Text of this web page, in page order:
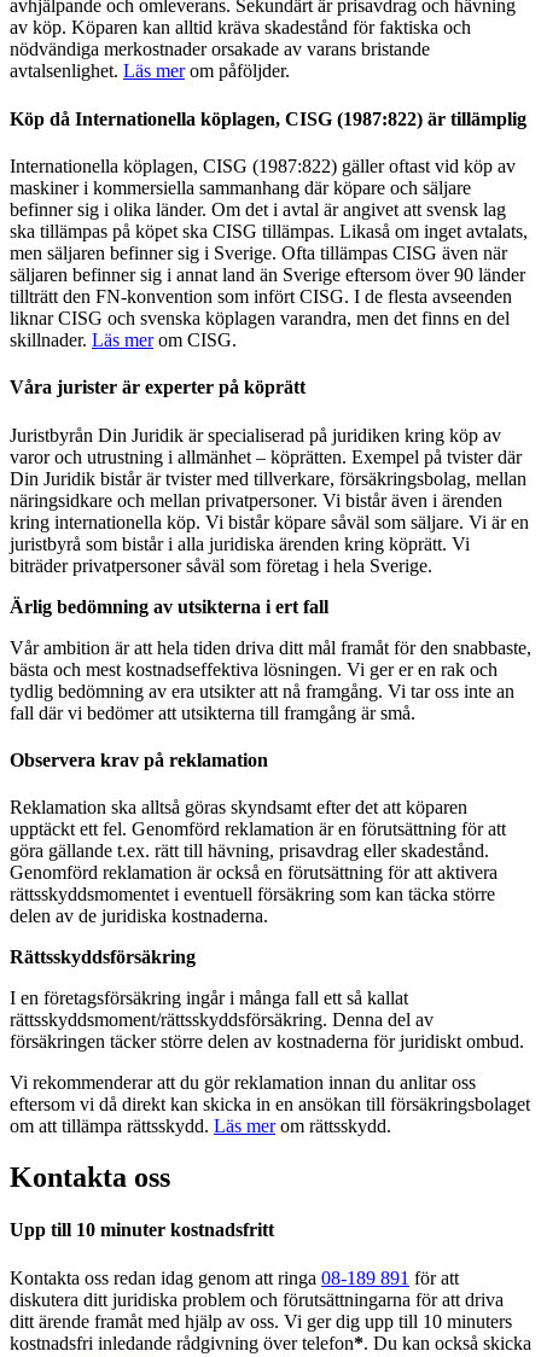
avhjälpande och omleverans. Sekundärt är prisavdrag och hävning
av köp. Köparen kan alltid kräva skadestånd för faktiska och
nödvändiga merkostnader orsakade av varans bristande
avtalsenlighet. Läs merom påföljder.
Köp då Internationella köplagen, CISG (1987:822) är tillämplig
Internationella köplagen, CISG (1987:822) gäller oftast vid köp av
maskiner i kommersiella sammanhang där köpare och säljare
befinner sig i olika länder. Om det i avtal är angivet att svensk lag
ska tillämpas på köpet ska CISG tillämpas. Likaså om inget avtalats,
men säljaren befinner sig i Sverige. Ofta tillämpas CISG även när
säljaren befinner sig i annat land än Sverige eftersom över 90 länder
tillträtt den FN-konvention som infört CISG. I de flesta avseenden
liknar CISG och svenska köplagen varandra, men det finns en del
skillnader. Läs merom CISG.
Våra jurister är experter på köprätt
Juristbyrån Din Juridik är specialiserad på juridiken kring köp av
varor och utrustning i allmänhet – köprätten. Exempel på tvister där
Din Juridik bistår är tvister med tillverkare, försäkringsbolag, mellan
näringsidkare och mellan privatpersoner. Vi bistår även i ärenden
kring internationella köp. Vi bistår köpare såväl som säljare. Vi är en
juristbyrå som bistår i alla juridiska ärenden kring köprätt. Vi
biträder privatpersoner såväl som företag i hela Sverige.
Ärlig bedömning av utsikterna i ert fall
Vår ambition är att hela tiden driva ditt mål framåt för den snabbaste,
bästa och mest kostnadseffektiva lösningen. Vi ger er en rak och
tydlig bedömning av era utsikter att nå framgång. Vi tar oss inte an
fall där vi bedömer att utsikterna till framgång är små.
Observera krav på reklamation
Reklamation ska alltså göras skyndsamt efter det att köparen
upptäckt ett fel. Genomförd reklamation är en förutsättning för att
göra gällande t.ex. rätt till hävning, prisavdrag eller skadestånd.
Genomförd reklamation är också en förutsättning för att aktivera
rättsskyddsmomentet i eventuell försäkring som kan täcka större
delen av de juridiska kostnaderna.
Rättsskyddsförsäkring
I en företagsförsäkring ingår i många fall ett så kallat
rättsskyddsmoment/rättsskyddsförsäkring. Denna del av
försäkringen täcker större delen av kostnaderna för juridiskt ombud.
Vi rekommenderar att du gör reklamation innan du anlitar oss
eftersom vi då direkt kan skicka in en ansökan till försäkringsbolaget
om att tillämpa rättsskydd. Läs merom rättsskydd.
Kontakta oss
Upp till 10 minuter kostnadsfritt
Kontakta oss redan idag genom att ringa 08-189 891 för att
diskutera ditt juridiska problem och förutsättningarna för att driva
ditt ärende framåt med hjälp av oss. Vi ger dig upp till 10 minuters
kostnadsfri inledande rådgivning över telefon*. Du kan också skicka